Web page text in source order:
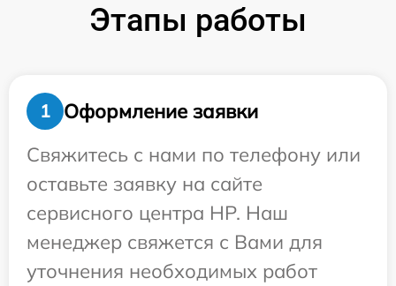
Этапы работы
1
Оформление заявки
Свяжитесь с нами по телефону или
оставьте заявку на сайте
сервисного центра HP. Наш
менеджер свяжется с Вами для
уточнения необходимых работ